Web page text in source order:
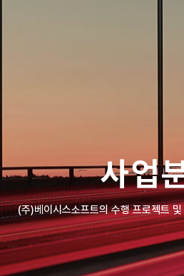
사업
(주)베이시스소프트의 수행 프로젝트